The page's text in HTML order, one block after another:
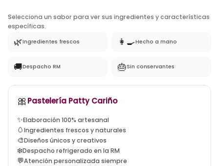
Selecciona un sabor para ver sus ingredientes y características
específicas.
🌿Ingredientes frescos 👩‍🍳Hecho a mano
🚚Despacho RM 🎂Sin conservantes
🎀 Pastelería Patty Cariño
✨Elaboración 100% artesanal
🥚Ingredientes frescos y naturales
🎨Diseños únicos y creativos
❄️Despacho refrigerado en la RM
💬Atención personalizada siempre
tortas artesanales santiago, tortas a domicilio la